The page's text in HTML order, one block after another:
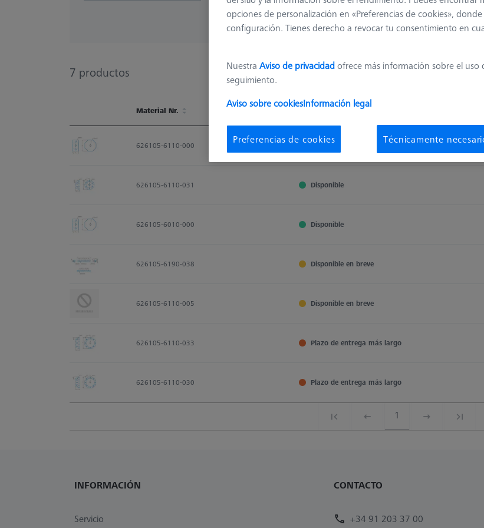
7 productos
Material Nr.
626105-6110-000
Disponible
626105-6110-031 Disponible
626105-6010-000 Disponible
626105-6190-038 Disponible en breve
626105-6110-005 Disponible en breve
626105-6110-033 Plazo de entrega más largo
626105-6110-030 Plazo de entrega más largo
1
INFORMACIÓN
Servicio
CONTACTO
+34 91 203 37 00
opciones de personalización en «Preferencias de cookies»,
configuración. Tienes derecho a revocar tu consentimiento en
Nuestra Aviso de privacidadofrece más información sobre el uso
seguimiento.
Aviso sobre cookiesInformación legal
Preferencias de cookies Técnicamente